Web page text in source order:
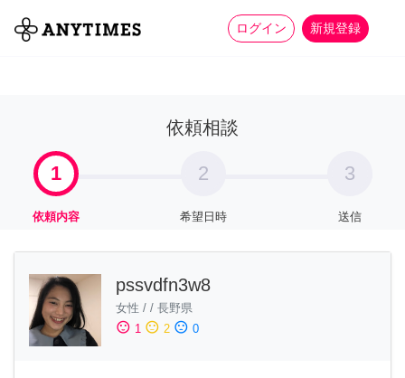
ログイン 新規登録
全て 家事 more_horiz
依頼相談
1
依頼内容
2
希望日時
3
送信
pssvdfn3w8
女性 / / 長野県
sentiment_satisfied 1 sentiment_neutral 2 sentiment_dissatisfied 0